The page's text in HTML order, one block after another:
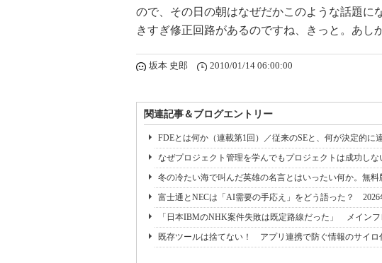
ので、その日の朝はなぜだかこのような話題に
きすぎ修正回路があるのですね、きっと。あし
坂本 史郎 2010/01/14 06:00:00
関連記事＆ブログエントリー
FDEとは何か（連載第1回）／従来のSEと、何が決定的に
なぜプロジェクト管理を学んでもプロジェクトは成功し
冬の冷たい海で叫んだ英雄の名言とはいったい何か。無
富士通とNECは「AI需要の手応え」をどう語った？ 2026
「日本IBMのNHK案件失敗は既定路線だった」 メイン
既存ツールは捨てない！ アプリ連携で防ぐ情報のサイロ